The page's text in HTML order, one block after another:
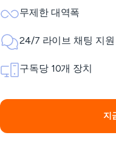
무제한 대역폭
24/7 라이브 채팅 지원
구독당 10개 장치
지